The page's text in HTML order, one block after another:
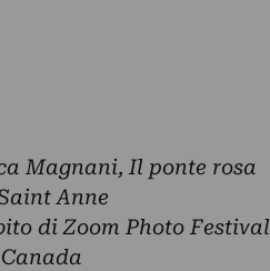
Magnani, Il ponte rosa
Anne
di Zoom Photo Festival